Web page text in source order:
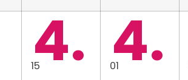
4.
15 4.
01